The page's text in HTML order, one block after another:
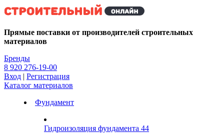
Kg
Прямые поставки от производителей строительных
материалов
Бренды
8 920 276-19-00
Вход | Регистрация
Каталог материалов
Фундамент
Гидроизоляция фундамента 44